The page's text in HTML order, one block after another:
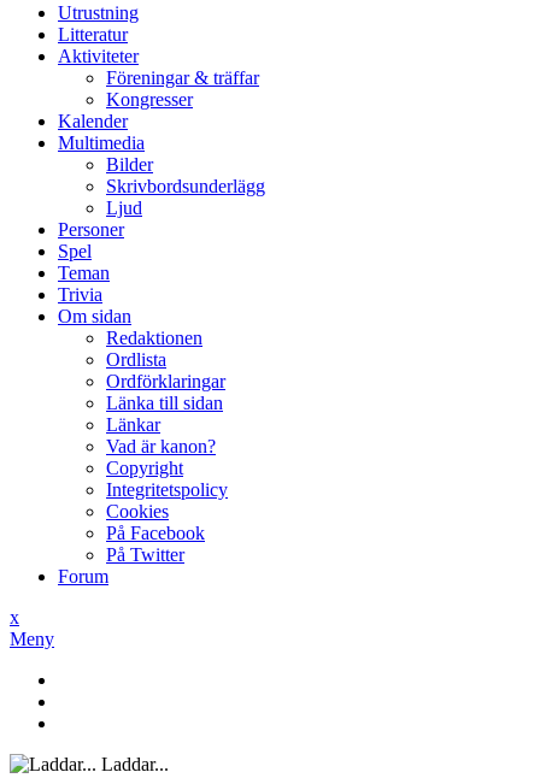
Utrustning
Litteratur
Aktiviteter
Föreningar & träffar
Kongresser
Kalender
Multimedia
Bilder
Skrivbordsunderlägg
Ljud
Personer
Spel
Teman
Trivia
Om sidan
Redaktionen
Ordlista
Ordförklaringar
Länka till sidan
Länkar
Vad är kanon?
Copyright
Integritetspolicy
Cookies
På Facebook
På Twitter
Forum
x
Meny
Laddar...